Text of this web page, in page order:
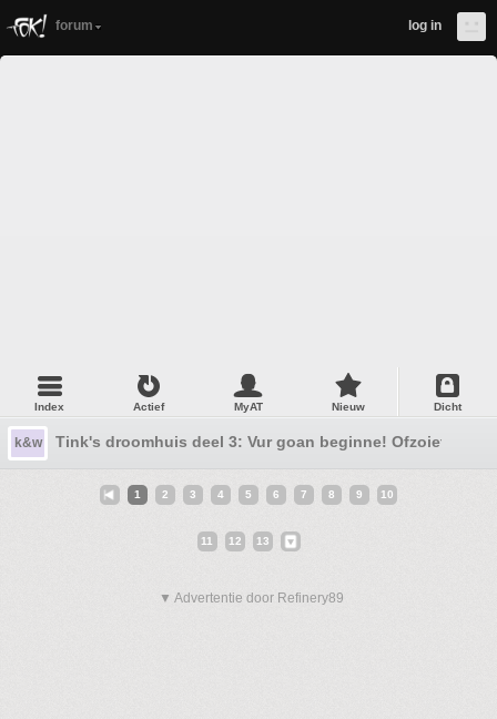
forum log in
Index Actief MyAT Nieuw Dicht
k&w Tink's droomhuis deel 3: Vur goan beginne! Ofzoiets....
1 2 3 4 5 6 7 8 9 10
11 12 13
▼ Advertentie door Refinery89